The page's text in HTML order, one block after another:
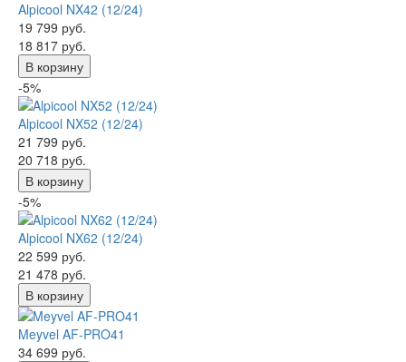
Alpicool NX42 (12/24)
19 799 руб.
18 817 руб.
В корзину
-5%
Alpicool NX52 (12/24)
21 799 руб.
20 718 руб.
В корзину
-5%
Alpicool NX62 (12/24)
22 599 руб.
21 478 руб.
В корзину
Meyvel AF-PRO41
34 699 руб.